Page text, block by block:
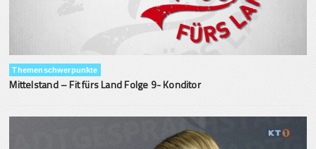
Themenschwerpunkte
Mittelstand – Fit fürs Land Folge 9- Konditor